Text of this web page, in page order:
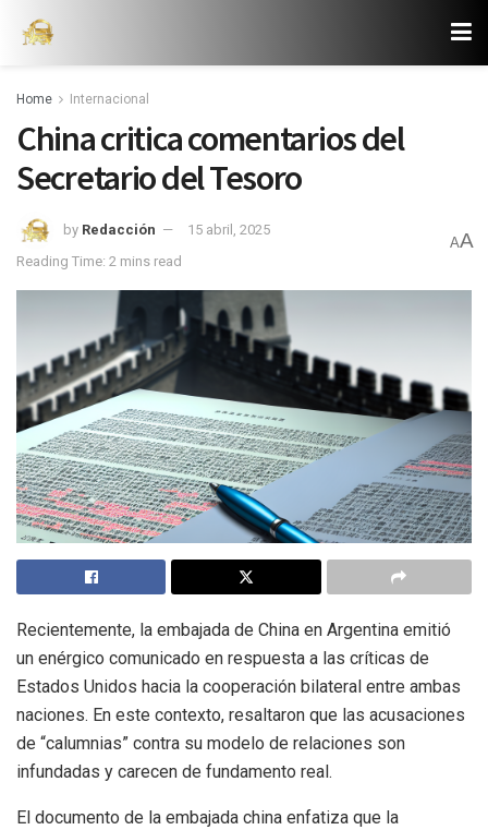
Home Internacional
China critica comentarios del
Secretario del Tesoro
by Redacción
15 abril, 2025
Reading Time: 2 mins read
AA
Recientemente, la embajada de China en Argentina emitió
un enérgico comunicado en respuesta a las críticas de
Estados Unidos hacia la cooperación bilateral entre ambas
naciones. En este contexto, resaltaron que las acusaciones
de “calumnias” contra su modelo de relaciones son
infundadas y carecen de fundamento real.
El documento de la embajada china enfatiza que la